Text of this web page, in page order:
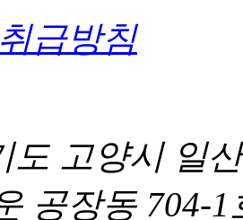
급방침
도 고양시 일
공장동 704-1